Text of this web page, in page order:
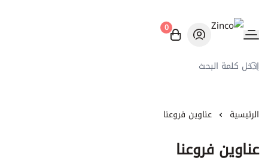
Zinco
0
الرئيسية عناوين فروعنا
عناوين فروعنا